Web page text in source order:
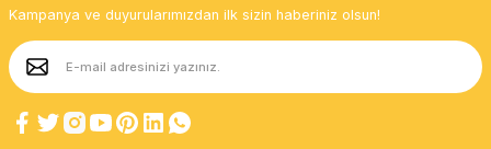
Kampanya ve duyurularımızdan ilk sizin haberiniz olsun!